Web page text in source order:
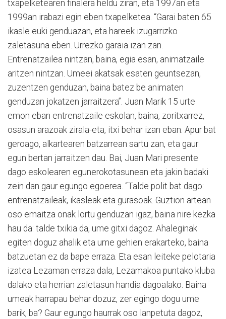
txapelketearen finalera heldu ziran, eta 1997an eta
1999an irabazi egin eben txapelketea. “Garai baten 65
ikasle euki genduazan, eta hareek izugarrizko
zaletasuna eben. Urrezko garaia izan zan.
Entrenatzailea nintzan, baina, egia esan, animatzaile
aritzen nintzan. Umeei akatsak esaten geuntsezan,
zuzentzen genduzan, baina batez be animaten
genduzan jokatzen jarraitzera”. Juan Marik 15 urte
emon eban entrenatzaile eskolan, baina, zoritxarrez,
osasun arazoak zirala-eta, itxi behar izan eban. Apur bat
geroago, alkartearen batzarrean sartu zan, eta gaur
egun bertan jarraitzen dau. Bai, Juan Mari presente
dago eskolearen egunerokotasunean eta jakin badaki
zein dan gaur egungo egoerea. “Talde polit bat dago:
entrenatzaileak, ikasleak eta gurasoak. Guztion artean
oso emaitza onak lortu genduzan igaz, baina nire kezka
hau da: talde txikia da, ume gitxi dagoz. Ahaleginak
egiten doguz ahalik eta ume gehien erakarteko, baina
batzuetan ez da bape erraza. Eta esan leiteke pelotaria
izatea Lezaman erraza dala, Lezamakoa puntako kluba
dalako eta herrian zaletasun handia dagoalako. Baina
umeak harrapau behar dozuz, zer egingo dogu ume
barik, ba? Gaur egungo haurrak oso lanpetuta dagoz,